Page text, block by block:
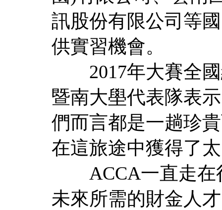
訊股份有限公司等
供實習機會。
2017年大賽全國
暨南大壆代表隊表
們而言都是一趟珍
在這旅途中獲得了
ACCA一直走在
未來所需的財金人